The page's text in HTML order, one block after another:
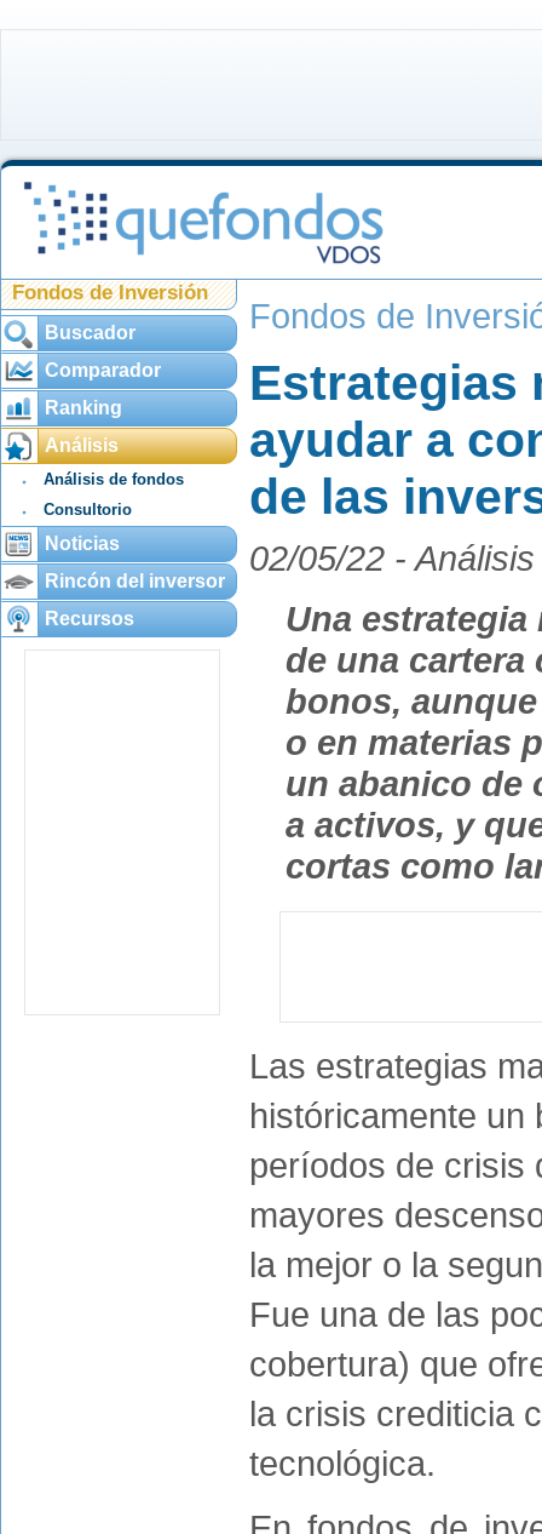
Fondos de Inversión
Buscador
Comparador
Ranking
Análisis
Análisis de fondos
Consultorio
Noticias
Rincón del inversor
Recursos
Fondos de
Estrategias
ayudar a
de las
02/05/22 -Análisis
Una
de una cartera
bonos,
o en materias
un abanico de
a activos, y
cortas como
Las estrategias
históricamente un
períodos de crisis
mayores
la mejor o la
Fue una de las
cobertura) que
la crisis crediticia
tecnológica.